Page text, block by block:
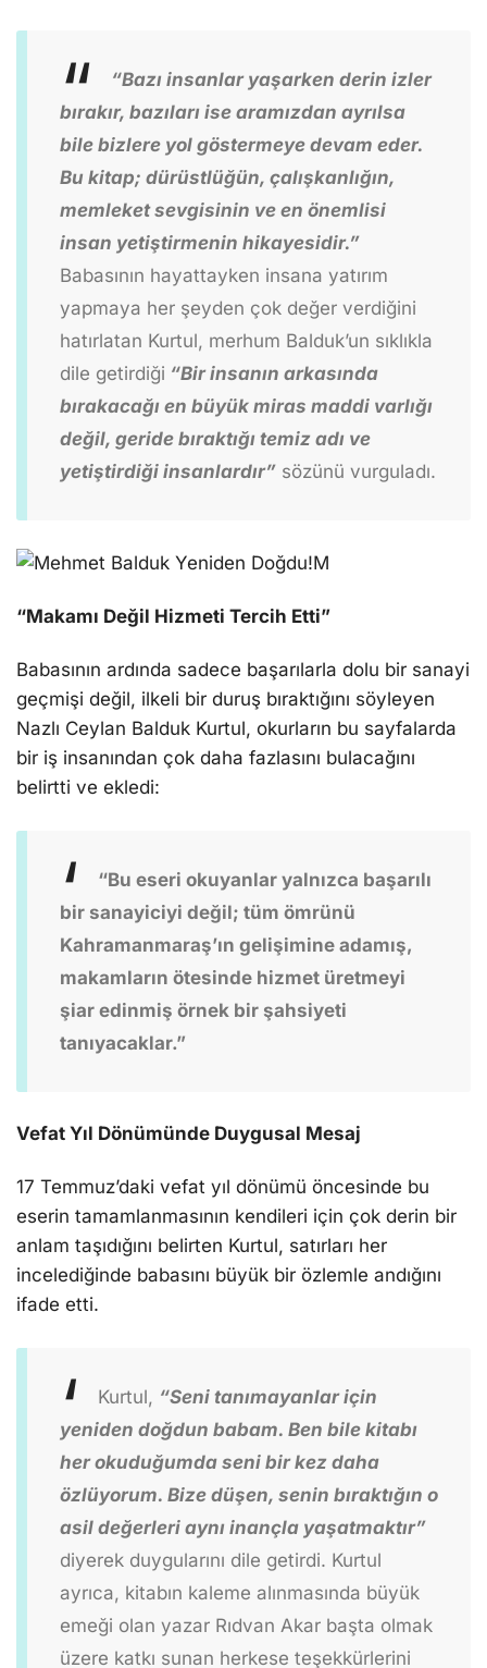
“Bazı insanlar yaşarken derin izler
bırakır, bazıları ise aramızdan ayrılsa
bile bizlere yol göstermeye devam eder.
Bu kitap; dürüstlüğün, çalışkanlığın,
memleket sevgisinin ve en önemlisi
insan yetiştirmenin hikayesidir.”
Babasının hayattayken insana yatırım
yapmaya her şeyden çok değer verdiğini
hatırlatan Kurtul, merhum Balduk’un sıklıkla
dile getirdiği “Bir insanın arkasında
bırakacağı en büyük miras maddi varlığı
değil, geride bıraktığı temiz adı ve
yetiştirdiği insanlardır” sözünü vurguladı.
M
“Makamı Değil Hizmeti Tercih Etti”
Babasının ardında sadece başarılarla dolu bir sanayi
geçmişi değil, ilkeli bir duruş bıraktığını söyleyen
Nazlı Ceylan Balduk Kurtul, okurların bu sayfalarda
bir iş insanından çok daha fazlasını bulacağını
belirtti ve ekledi:
“Bu eseri okuyanlar yalnızca başarılı
bir sanayiciyi değil; tüm ömrünü
Kahramanmaraş’ın gelişimine adamış,
makamların ötesinde hizmet üretmeyi
şiar edinmiş örnek bir şahsiyeti
tanıyacaklar.”
Vefat Yıl Dönümünde Duygusal Mesaj
17 Temmuz’daki vefat yıl dönümü öncesinde bu
eserin tamamlanmasının kendileri için çok derin bir
anlam taşıdığını belirten Kurtul, satırları her
incelediğinde babasını büyük bir özlemle andığını
ifade etti.
Kurtul, “Seni tanımayanlar için
yeniden doğdun babam. Ben bile kitabı
her okuduğumda seni bir kez daha
özlüyorum. Bize düşen, senin bıraktığın o
asil değerleri aynı inançla yaşatmaktır”
diyerek duygularını dile getirdi. Kurtul
ayrıca, kitabın kaleme alınmasında büyük
emeği olan yazar Rıdvan Akar başta olmak
üzere katkı sunan herkese teşekkürlerini